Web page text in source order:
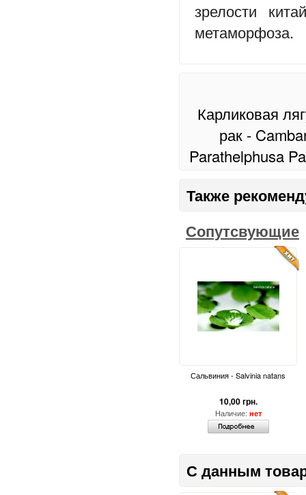
зрелости
метаморфоза.
Карликовая
рак -
Parathelphusa
Также
Сопутсвующие
Сальвиния - Salvinia natans
10,00 грн.
Наличие: нет
С данным